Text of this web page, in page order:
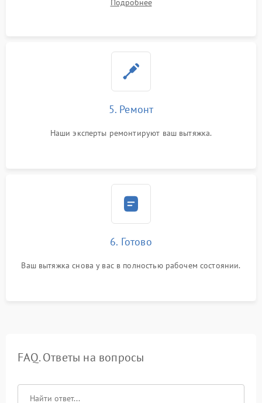
Подробнее
5. Ремонт
Наши эксперты ремонтируют ваш вытяжка.
6. Готово
Ваш вытяжка снова у вас в полностью рабочем состоянии.
FAQ. Ответы на вопросы